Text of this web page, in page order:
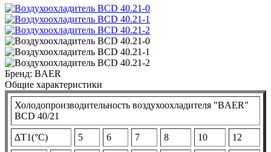
Бренд: BAER
Общие характеристики
Холодопроизводительность воздухоохладителя "BAER"
BCD 40/21
∆T1(°С) 5 6 7 8 10 12